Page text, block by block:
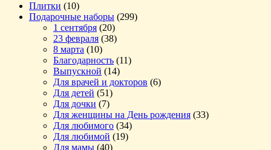
Плитки (10)
Подарочные наборы (299)
1 сентября (20)
23 февраля (38)
8 марта (10)
Благодарность (11)
Выпускной (14)
Для врачей и докторов (6)
Для детей (51)
Для дочки (7)
Для женщины на День рождения (33)
Для любимого (34)
Для любимой (19)
Для мамы (40)